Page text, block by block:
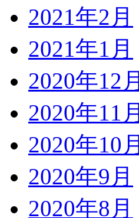
2021年2月
2021年1月
2020年12月
2020年11月
2020年10月
2020年9月
2020年8月